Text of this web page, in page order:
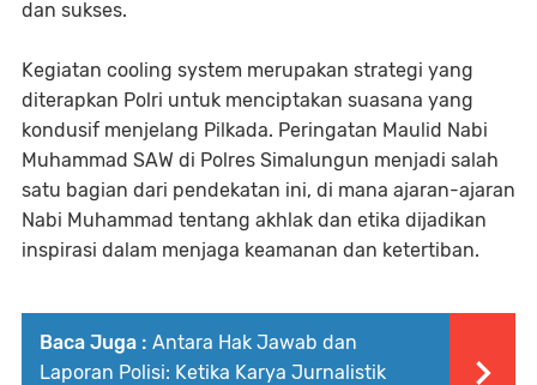
dan sukses.
Kegiatan cooling system merupakan strategi yang
diterapkan Polri untuk menciptakan suasana yang
kondusif menjelang Pilkada. Peringatan Maulid Nabi
Muhammad SAW di Polres Simalungun menjadi salah
satu bagian dari pendekatan ini, di mana ajaran-ajaran
Nabi Muhammad tentang akhlak dan etika dijadikan
inspirasi dalam menjaga keamanan dan ketertiban.
Baca Juga : Antara Hak Jawab dan
Laporan Polisi: Ketika Karya Jurnalistik